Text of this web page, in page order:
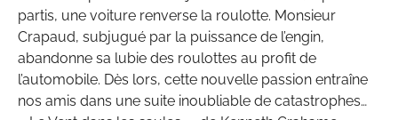
partis, une voiture renverse la roulotte. Monsieur
Crapaud, subjugué par la puissance de l’engin,
abandonne sa lubie des roulottes au profit de
l’automobile. Dès lors, cette nouvelle passion entraîne
nos amis dans une suite inoubliable de catastrophes…